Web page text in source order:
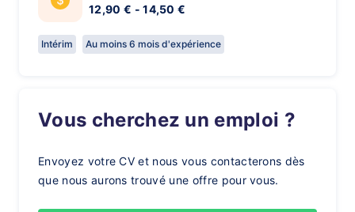
12,90 € - 14,50 €
Intérim Au moins 6 mois d'expérience
Vous cherchez un emploi ?
Envoyez votre CV et nous vous contacterons dès
que nous aurons trouvé une offre pour vous.